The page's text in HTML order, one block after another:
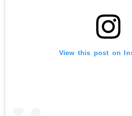
View this post on